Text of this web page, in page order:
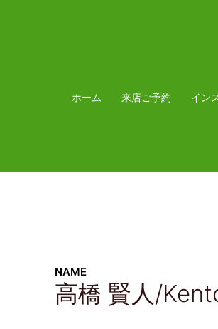
ホーム 来店ご予約 イン
NAME
高橋 賢人/